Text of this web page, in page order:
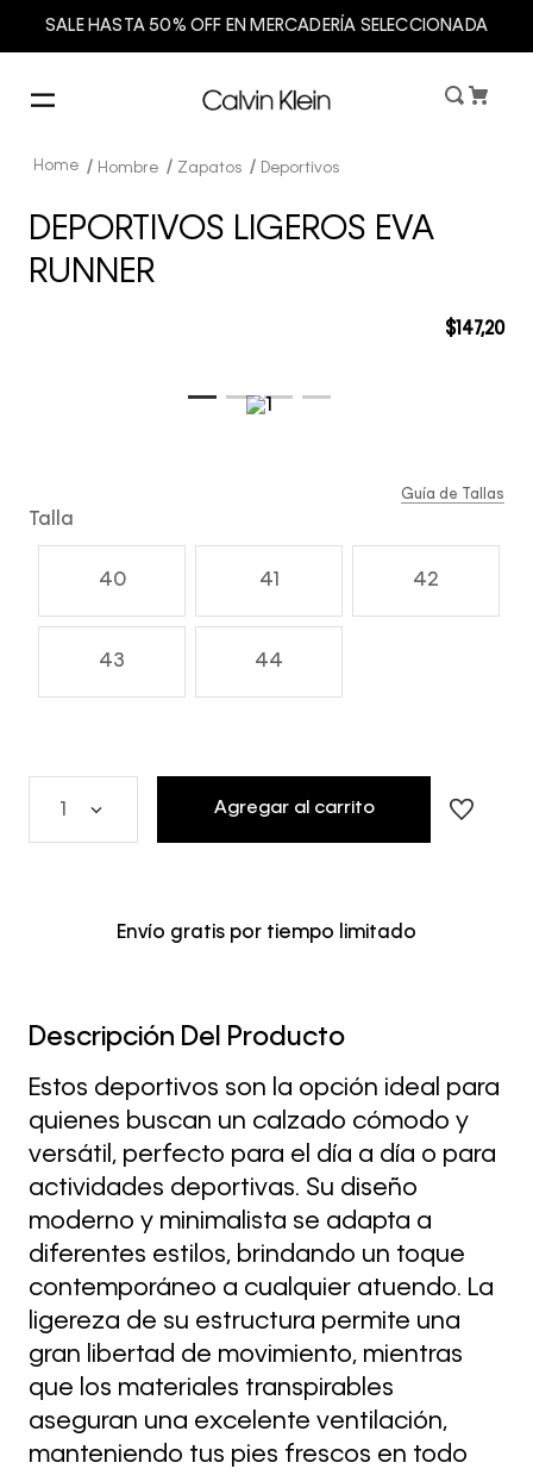
SALE HASTA 50% OFF EN MERCADERÍA SELECCIONADA
Hombre Zapatos Deportivos
DEPORTIVOS LIGEROS EVA
RUNNER
$147,20
Talla
40 41 42
43 44
Guía de Tallas
Agregar al carrito
Envío gratis por tiempo limitado
Descripción Del Producto
Estos deportivos son la opción ideal para
quienes buscan un calzado cómodo y
versátil, perfecto para el día a día o para
actividades deportivas. Su diseño
moderno y minimalista se adapta a
diferentes estilos, brindando un toque
contemporáneo a cualquier atuendo. La
ligereza de su estructura permite una
gran libertad de movimiento, mientras
que los materiales transpirables
aseguran una excelente ventilación,
manteniendo tus pies frescos en todo